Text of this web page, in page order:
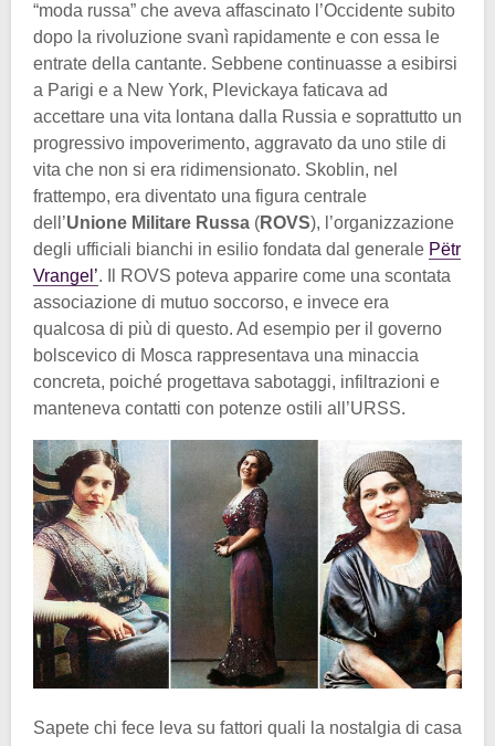
“moda russa” che aveva affascinato l’Occidente subito
dopo la rivoluzione svanì rapidamente e con essa le
entrate della cantante. Sebbene continuasse a esibirsi
a Parigi e a New York, Plevickaya faticava ad
accettare una vita lontana dalla Russia e soprattutto un
progressivo impoverimento, aggravato da uno stile di
vita che non si era ridimensionato. Skoblin, nel
frattempo, era diventato una figura centrale
dell’Unione Militare Russa (ROVS), l’organizzazione
degli ufficiali bianchi in esilio fondata dal generale Pëtr
Vrangel’. Il ROVS poteva apparire come una scontata
associazione di mutuo soccorso, e invece era
qualcosa di più di questo. Ad esempio per il governo
bolscevico di Mosca rappresentava una minaccia
concreta, poiché progettava sabotaggi, infiltrazioni e
manteneva contatti con potenze ostili all’URSS.
Sapete chi fece leva su fattori quali la nostalgia di casa